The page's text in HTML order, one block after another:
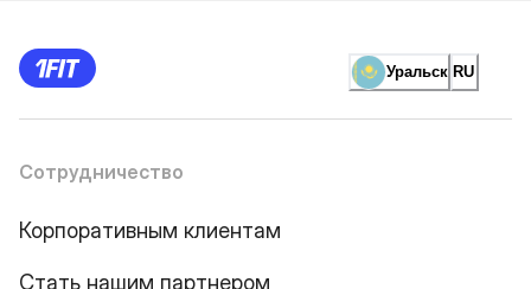
Уральск RU
Сотрудничество
Корпоративным клиентам
Стать нашим партнером